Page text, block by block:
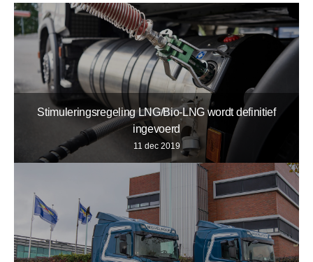
Stimuleringsregeling LNG/Bio-LNG wordt definitief
ingevoerd
11 dec 2019